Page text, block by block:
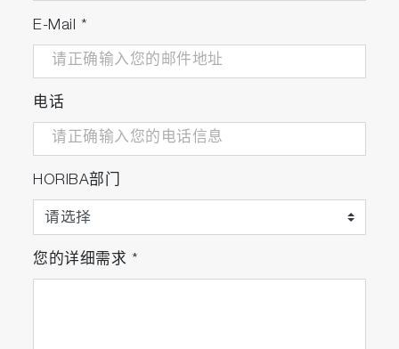
E-Mail *
电话
HORIBA部门
您的详细需求 *